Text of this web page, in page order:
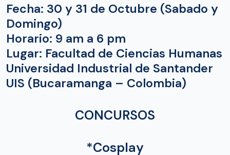
Fecha: 30 y 31 de Octubre (Sabado y
Domingo)
Horario: 9 am a 6 pm
Lugar: Facultad de Ciencias Humanas
Universidad Industrial de Santander
UIS (Bucaramanga – Colombia)
CONCURSOS
*Cosplay